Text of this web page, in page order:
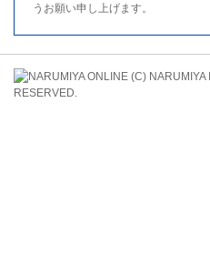
うお願い申し上げます。